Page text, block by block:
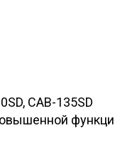
CAB-135SD